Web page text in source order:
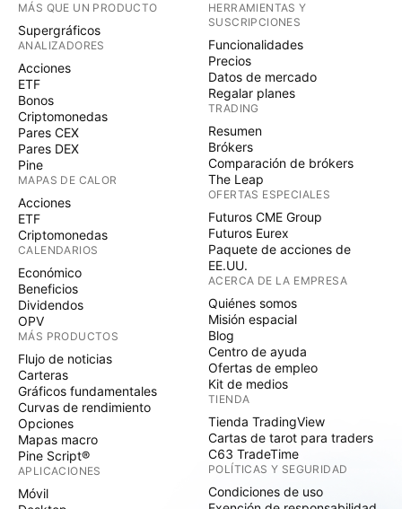
MÁS QUE UN PRODUCTO
Supergráficos
ANALIZADORES
Acciones
ETF
Bonos
Criptomonedas
Pares CEX
Pares DEX
Pine
MAPAS DE CALOR
Acciones
ETF
Criptomonedas
CALENDARIOS
Económico
Beneficios
Dividendos
OPV
MÁS PRODUCTOS
Flujo de noticias
Carteras
Gráficos fundamentales
Curvas de rendimiento
Opciones
Mapas macro
Pine Script®
APLICACIONES
Móvil
HERRAMIENTAS Y
SUSCRIPCIONES
Funcionalidades
Precios
Datos de mercado
Regalar planes
TRADING
Resumen
Brókers
Comparación de brókers
The Leap
OFERTAS ESPECIALES
Futuros CME Group
Futuros Eurex
Paquete de acciones de
EE.UU.
ACERCA DE LA EMPRESA
Quiénes somos
Misión espacial
Blog
Centro de ayuda
Ofertas de empleo
Kit de medios
TIENDA
Tienda TradingView
Cartas de tarot para traders
C63 TradeTime
POLÍTICAS Y SEGURIDAD
Condiciones de uso